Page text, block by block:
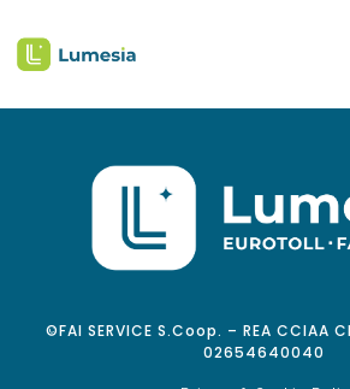
©FAI SERVICE S.Coop. – REA CCIAA
02654640040